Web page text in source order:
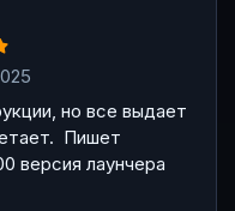
но все выдает
Пишет
версия лаунчера